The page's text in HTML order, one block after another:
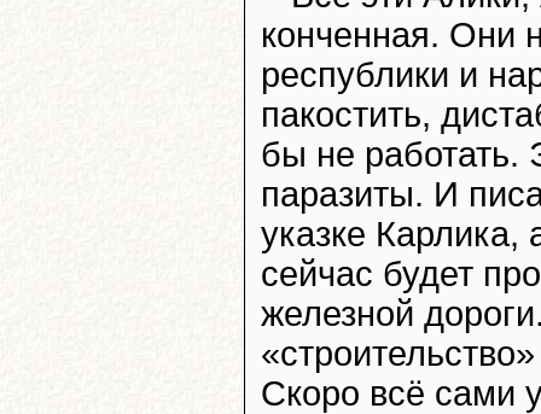
конченная. Они
республики и
пакостить,
бы не работать.
паразиты. И
указке Карлика,
сейчас будет
железной
Скоро всё сами